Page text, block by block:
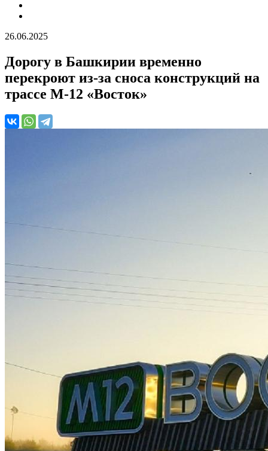
26.06.2025
Дорогу в Башкирии временно
перекроют из-за сноса конструкций на
трассе М-12 «Восток»